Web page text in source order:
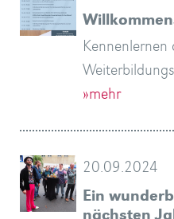
Kennenlernen
»mehr
20.09.2024
Ein
nächsten